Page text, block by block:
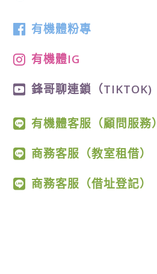
有機體粉專
有機體IG
鋒哥聊連鎖（TIKTOK)
有機體客服（顧問服務）
商務客服（教室租借）
商務客服（借址登記）